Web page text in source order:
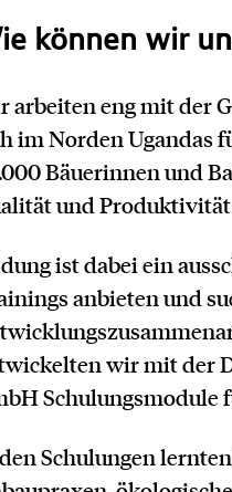
können wir
arbeiten eng mit der
im Norden Ugandas
Bäuerinnen und
und
ist dabei ein
anbieten und
wir mit der
Schulungsmodule
Schulungen